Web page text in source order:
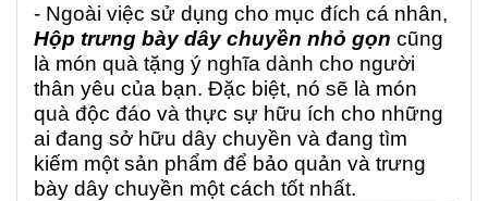
- Ngoài việc sử dụng cho mục đích cá nhân,
Hộp trưng bày dây chuyền nhỏ gọn cũng
là món quà tặng ý nghĩa dành cho người
thân yêu của bạn. Đặc biệt, nó sẽ là món
quà độc đáo và thực sự hữu ích cho những
ai đang sở hữu dây chuyền và đang tìm
kiếm một sản phẩm để bảo quản và trưng
bày dây chuyền một cách tốt nhất.